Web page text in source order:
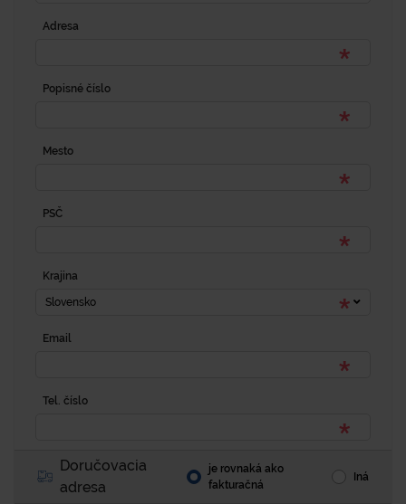
Adresa
Popisné číslo
Mesto
PSČ
Krajina
Slovensko
Email
Tel. číslo
Doručovacia
adresa
je rovnaká ako
fakturačná
Iná